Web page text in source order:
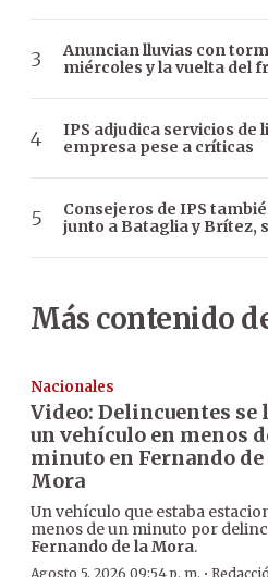
Anuncian lluvias con
miércoles y la vuelta del
IPS adjudica servicios de
empresa pese a críticas
Consejeros de IPS
junto a Bataglia y Brítez,
Más contenido
Nacionales
Video: Delincuentes se
un vehículo en menos
minuto en Fernando de
Mora
Un vehículo que estaba
menos de un minuto por
Fernando de la Mora.
Agosto 5, 2026 09:54 p. m.